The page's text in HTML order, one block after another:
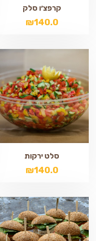
קרפצ׳ו סלק
₪140.0
סלט ירקות
₪140.0